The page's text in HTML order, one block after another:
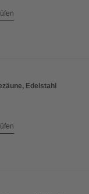
Edelstahl